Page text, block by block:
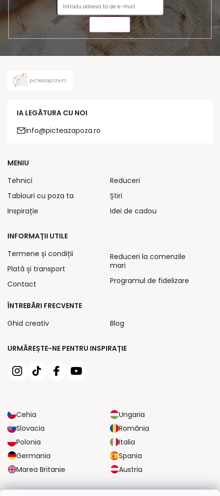
IA LEGĂTURA CU NOI
info@picteazapoza.ro
URMĂREȘTE-NE PENTRU INSPIRAȚIE
Cehia
Ungaria
Slovacia
România
Polonia
Italia
Germania
Spania
Marea Britanie
Austria
MENIU
Tehnici
Tablouri cu poza ta
Inspirație
Reduceri
Știri
Idei de cadou
INFORMAȚII UTILE
Termene și condiții
Plată și transport
Contact
Reduceri la comenzile
mari
Programul de fidelizare
ÎNTREBĂRI FRECVENTE
Ghid creativ
Blog